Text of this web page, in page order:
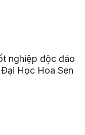
nghiệp độc đáo
Học Hoa Sen